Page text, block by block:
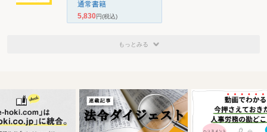
通常書籍
5,830円(税込)
もっとみる